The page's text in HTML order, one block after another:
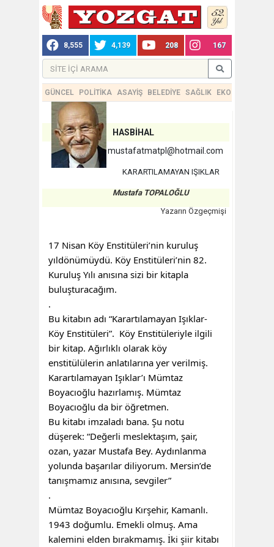
8,555 4,139 208 167
GÜNCEL POLİTİKA ASAYİŞ BELEDİYE SAĞLIK EKONOMİ
HASBİHAL
mustafatmatpl@hotmail.com
KARARTILAMAYAN IŞIKLAR
Mustafa TOPALOĞLU
Yazarın Özgeçmişi
17 Nisan Köy Enstitüleri’nin kuruluş
yıldönümüydü. Köy Enstitüleri’nin 82.
Kuruluş Yılı anısına sizi bir kitapla
buluşturacağım.
.
Bu kitabın adı “Karartılamayan Işıklar-
Köy Enstitüleri”. Köy Enstitüleriyle ilgili
bir kitap. Ağırlıklı olarak köy
enstitülülerin anlatılarına yer verilmiş.
Karartılamayan Işıklar’ı Mümtaz
Boyacıoğlu hazırlamış. Mümtaz
Boyacıoğlu da bir öğretmen.
Bu kitabı imzaladı bana. Şu notu
düşerek: “Değerli meslektaşım, şair,
ozan, yazar Mustafa Bey. Aydınlanma
yolunda başarılar diliyorum. Mersin’de
tanışmamız anısına, sevgiler”
.
Mümtaz Boyacıoğlu Kırşehir, Kamanlı.
1943 doğumlu. Emekli olmuş. Ama
kalemini elden bırakmamış. İki şiir kitabı